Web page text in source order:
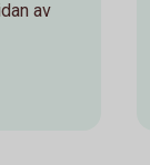
av